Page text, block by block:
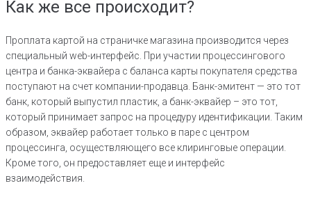
Как же все происходит?
Проплата картой на страничке магазина производится через
специальный web-интерфейс. При участии процессингового
центра и банка-эквайера с баланса карты покупателя средства
поступают на счет компании-продавца. Банк-эмитент — это тот
банк, который выпустил пластик, а банк-эквайер – это тот,
который принимает запрос на процедуру идентификации. Таким
образом, эквайер работает только в паре с центром
процессинга, осуществляющего все клиринговые операции.
Кроме того, он предоставляет еще и интерфейс
взаимодействия.